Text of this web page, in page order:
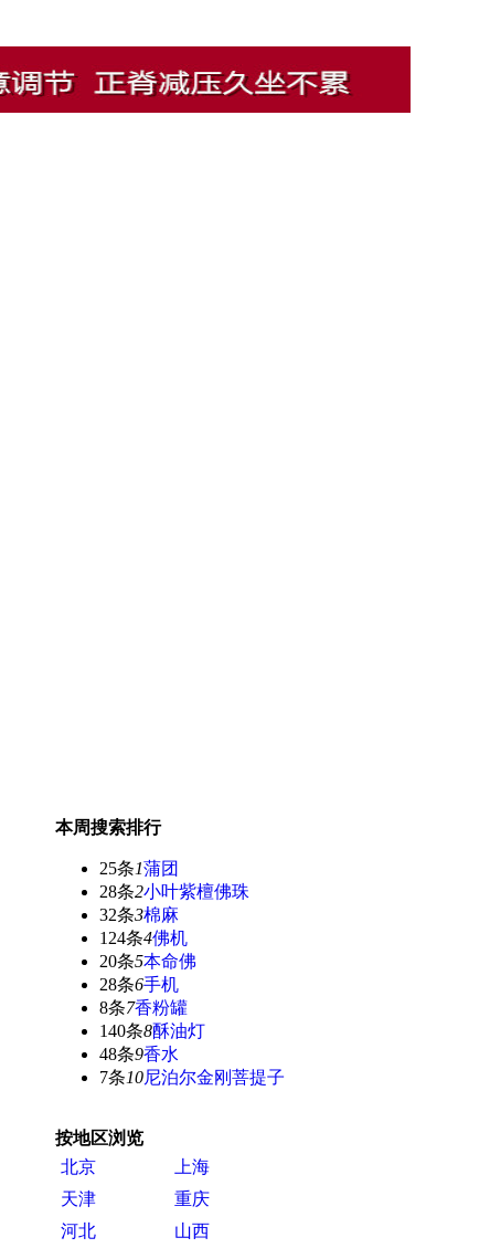
本周搜索排行
25条1蒲团
28条2小叶紫檀佛珠
32条3棉麻
124条4佛机
20条5本命佛
28条6手机
8条7香粉罐
140条8酥油灯
48条9香水
7条10尼泊尔金刚菩提子
按地区浏览
北京
上海
天津
重庆
河北
山西